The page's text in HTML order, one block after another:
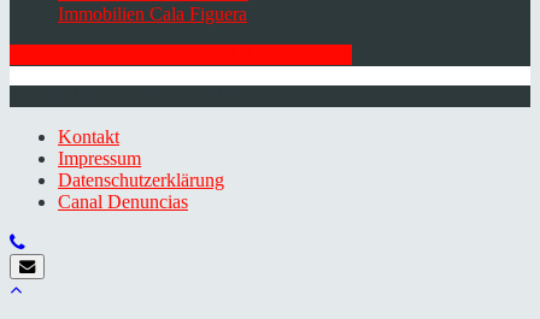
Immobilien Cala Figuera
Kontakt
Impressum
Datenschutzerklärung
Canal Denuncias